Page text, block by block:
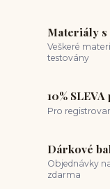
Materiály
Veškeré
testovány
10%
Pro
Dárkové
Objednávky
zdarma